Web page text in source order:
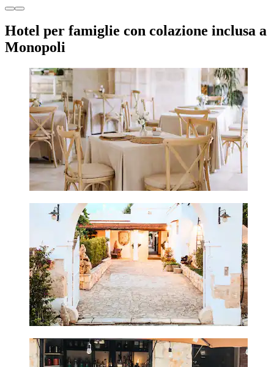
Hotel per famiglie con colazione inclusa a
Monopoli